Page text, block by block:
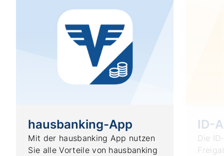
hausbanking-App
Mit der hausbanking App nutzen
Sie alle Vorteile von hausbanking
ID-
Die